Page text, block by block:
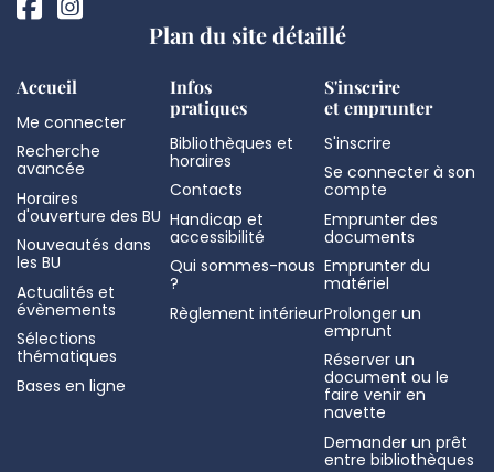
Plan du site détaillé
Accueil
Me connecter
Recherche
avancée
Horaires
d'ouverture des BU
Nouveautés dans
les BU
Actualités et
évènements
Sélections
thématiques
Bases en ligne
Infos
pratiques
Bibliothèques et
horaires
Contacts
Handicap et
accessibilité
Qui sommes-nous
?
Règlement intérieur
S'inscrire
et emprunter
S'inscrire
Se connecter à son
compte
Emprunter des
documents
Emprunter du
matériel
Prolonger un
emprunt
Réserver un
document ou le
faire venir en
navette
Demander un prêt
entre bibliothèques